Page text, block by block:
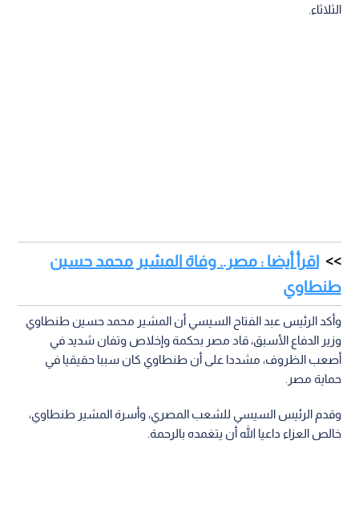
الثلاثاء.
اقرأ أيضا : مصر.. وفاة المشير محمد حسين
طنطاوي
وأكد الرئيس عبد الفتاح السيسي أن المشير محمد حسين طنطاوي
وزير الدفاع الأسبق، قاد مصر بحكمة وإخلاص وتفان شديد في
أصعب الظروف، مشددا على أن طنطاوي كان سببا حقيقيا في
حماية مصر.
وقدم الرئيس السيسي للشعب المصري، وأسرة المشير طنطاوي،
خالص العزاء داعيا الله أن يتغمده بالرحمة.